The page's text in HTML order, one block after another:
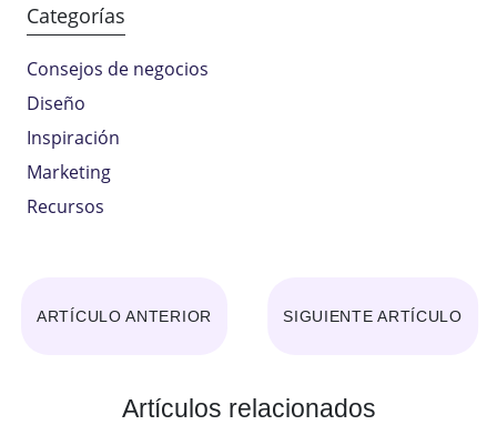
Categorías
Consejos de negocios
Diseño
Inspiración
Marketing
Recursos
ARTÍCULO ANTERIOR SIGUIENTE ARTÍCULO
Artículos relacionados